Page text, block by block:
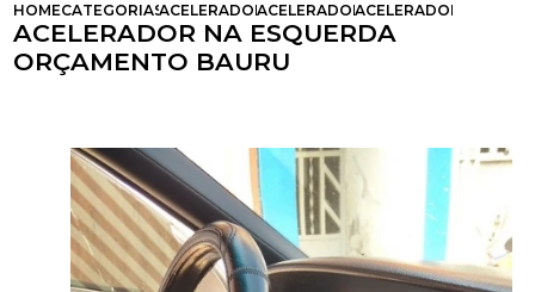
HOMECATEGORIASACELERADORES A ESQUERDA
ACELERADOR A ESQUERDA
ACELERADOR NA
ACELERADOR NA ESQUERDA
ORÇAMENTO BAURU